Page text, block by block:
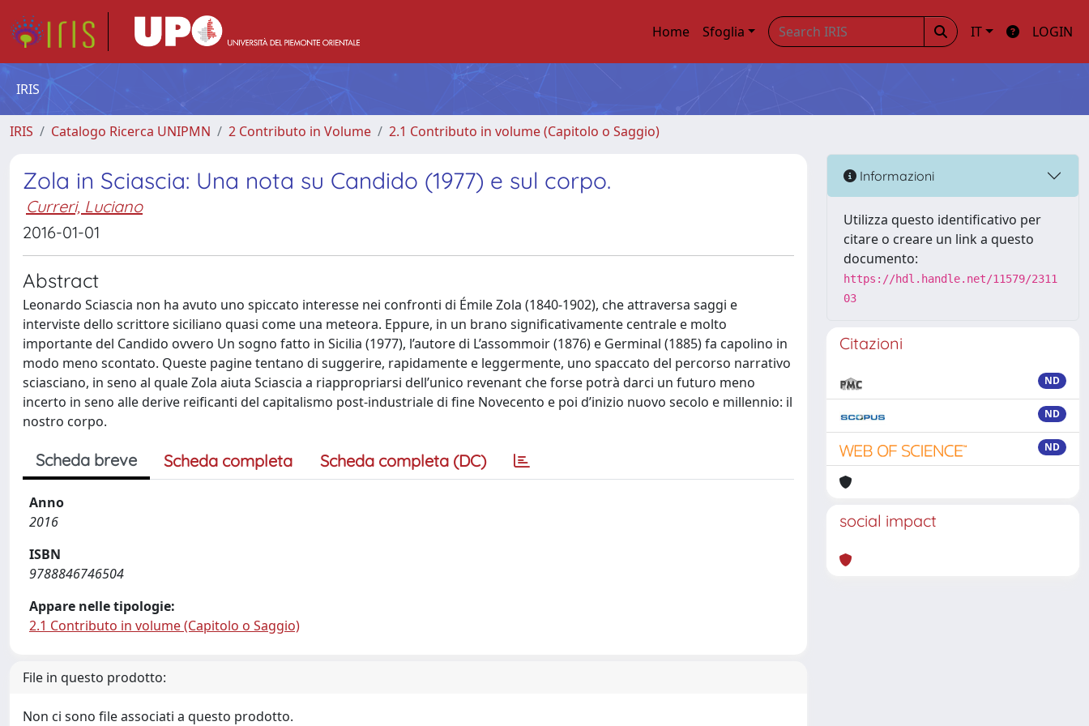
Home Sfoglia IT LOGIN
IRIS
IRIS Catalogo Ricerca UNIPMN 2 Contributo in Volume 2.1 Contributo in volume (Capitolo o Saggio)
Zola in Sciascia: Una nota su Candido (1977) e sul corpo.
Curreri, Luciano
2016-01-01
Abstract
Leonardo Sciascia non ha avuto uno spiccato interesse nei confronti di Émile Zola (1840-1902), che attraversa saggi e
interviste dello scrittore siciliano quasi come una meteora. Eppure, in un brano significativamente centrale e molto
importante del Candido ovvero Un sogno fatto in Sicilia (1977), l’autore di L’assommoir (1876) e Germinal (1885) fa capolino in
modo meno scontato. Queste pagine tentano di suggerire, rapidamente e leggermente, uno spaccato del percorso narrativo
sciasciano, in seno al quale Zola aiuta Sciascia a riappropriarsi dell’unico revenant che forse potrà darci un futuro meno
incerto in seno alle derive reificanti del capitalismo post-industriale di fine Novecento e poi d’inizio nuovo secolo e millennio: il
nostro corpo.
Scheda breve Scheda completa Scheda completa (DC)
Anno
2016
ISBN
9788846746504
Appare nelle tipologie:
2.1 Contributo in volume (Capitolo o Saggio)
File in questo prodotto:
Non ci sono file associati a questo prodotto.
Informazioni
Utilizza questo identificativo per
citare o creare un link a questo
documento:
https://hdl.handle.net/11579/2311
03
Citazioni
ND
ND
ND
social impact